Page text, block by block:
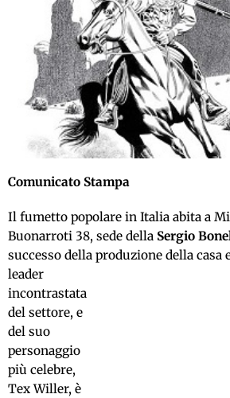
Comunicato Stampa
Il fumetto popolare in Italia abita a
Buonarroti 38, sede della Sergio
successo della produzione della casa
leader
incontrastata
del settore, e
del suo
personaggio
più celebre,
Tex Willer, è